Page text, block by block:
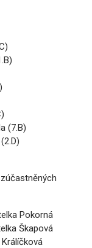
(7.B)
Pokorná
Škapová